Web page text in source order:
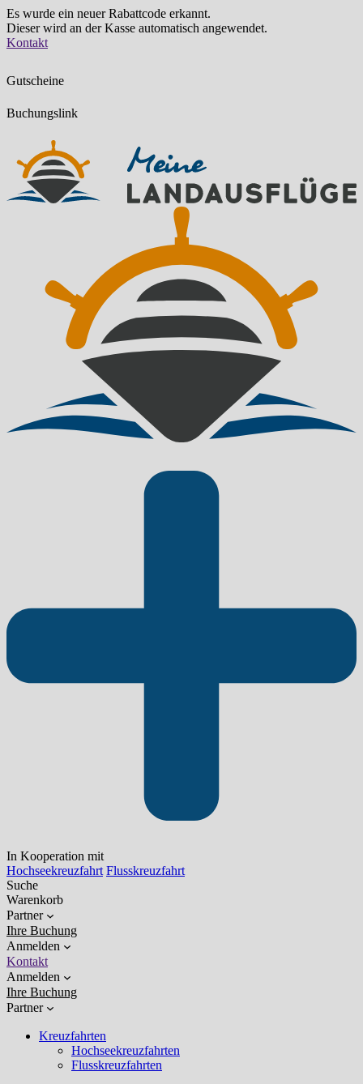
Es wurde ein neuer Rabattcode erkannt.
Dieser wird an der Kasse automatisch angewendet.
Zum
Kontakt
Gutscheine
Buchungslink
In Kooperation mit
Hochseekreuzfahrt Flusskreuzfahrt
Suche
Warenkorb
Partner
Ihre Buchung
Anmelden
Kontakt
Anmelden
Ihre Buchung
Partner
Kreuzfahrten
Hochseekreuzfahrten
Flusskreuzfahrten